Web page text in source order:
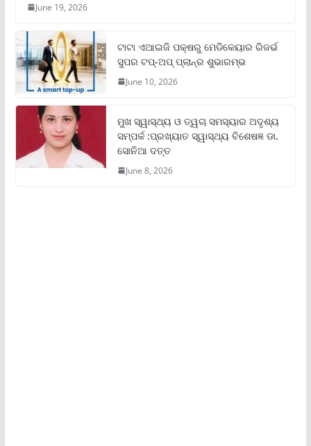
June 19, 2026
ଟାଟା ଏଆଇଜି ପକ୍ଷରୁ ମେଡିକେୟାର ରିଜର୍ଭ
ସୁପର ଟପ୍‌-ଅପ୍ ପ୍ଲାନ୍‌ର ଶୁଭାରମ୍ଭ
June 10, 2026
ମୁଖ ସ୍ୱାସ୍ଥ୍ୟ ଓ ତ୍ୱଚା ସମସ୍ୟାର ଅଦୃଶ୍ୟ
ସମ୍ପର୍କ :ପ୍ରଖ୍ୟାତ ସ୍ୱାସ୍ଥ୍ୟ ବିଶେଷଜ୍ଞ ଡା.
ସୋନିଆ ଦତ୍ତ
June 8, 2026